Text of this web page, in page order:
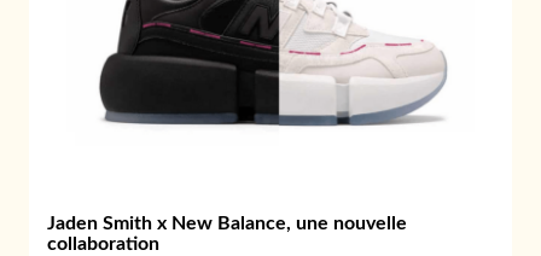
Jaden Smith x New Balance, une nouvelle
collaboration